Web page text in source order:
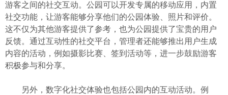
游客之间的社交互动。公园可以开发专属的移动应用，内置
社交功能，让游客能够分享他们的公园体验、照片和评价。
这不仅为其他游客提供了参考，也为公园提供了宝贵的用户
反馈。通过互动性的社交平台，管理者还能够推出用户生成
内容的活动，例如摄影比赛、签到活动等，进一步鼓励游客
积极参与和分享。
另外，数字化社交体验也包括公园内的互动活动。例